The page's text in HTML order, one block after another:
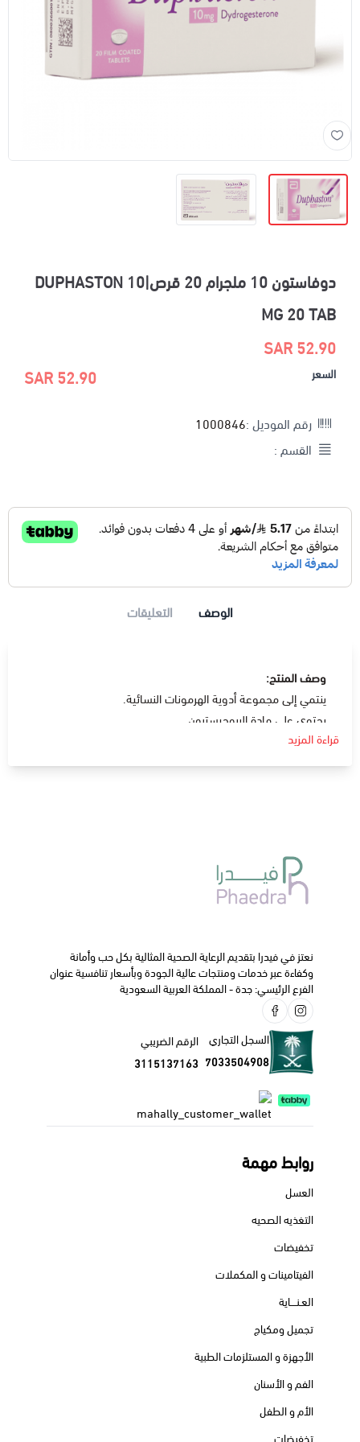
دوفاستون 10 ملجرام 20 قرص|DUPHASTON 10
MG 20 TAB
52.90 SAR
السعر 52.90 SAR
رقم الموديل :1000846
القسم :
الوصف التعليقات
وصف المنتج:
ينتمي إلى مجموعة أدوية الهرمونات النسائية.
يحتوي على مادة البروجيسترون.
دواعي الإستعمال:
يستخدم في علاج عدم انتظام الدورة الشهرية لدى النساء.
عدم انتظام الدورة الشهرية.
ننصحك دائما بالتواصل مع طبيبك الخاص أو الصيدلي قبل البدء
في استخدام هذا الدواء.
قراءة المزيد
نعتز في فيدرا بتقديم الرعاية الصحية المثالية بكل حب وأمانة
وكفاءة عبر خدمات ومنتجات عالية الجودة وبأسعار تنافسية عنوان
الفرع الرئيسي: جدة - المملكة العربية السعودية
السجل التجاري
7033504908
الرقم الضريبي
3115137163
روابط مهمة
العسل
التغذيه الصحيه
تخفيضات
الفيتامينات و المكملات
العـنــــاية
تجميل ومكياج
الأجهزة و المستلزمات الطبية
الفم و الأسنان
الأم و الطفل